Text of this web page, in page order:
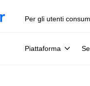
Per gli utenti
Piattaforma